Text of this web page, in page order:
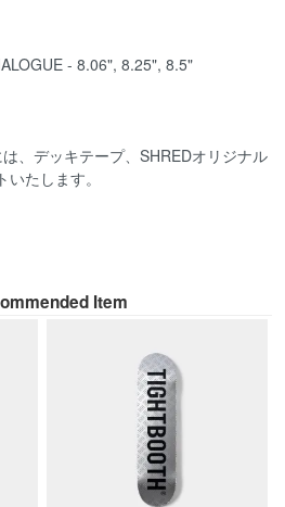
- 8.06", 8.25", 8.5"
、デッキテープ、SHREDオリジナル
たします。
Item